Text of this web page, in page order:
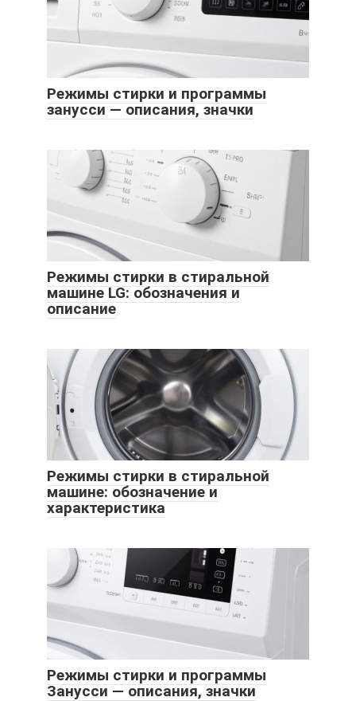
Режимы стирки и программы
занусси — описания, значки
Режимы стирки в стиральной
машине LG: обозначения и
описание
Режимы стирки в стиральной
машине: обозначение и
характеристика
Режимы стирки и программы
Занусси — описания, значки